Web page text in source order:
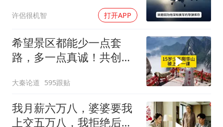
许侶很机智 打开APP
希望景区都能少一点套
路，多一点真诚！共创良
大秦论道 595跟贴
我月薪六万八，婆婆要我
上交五万八，我拒绝后她